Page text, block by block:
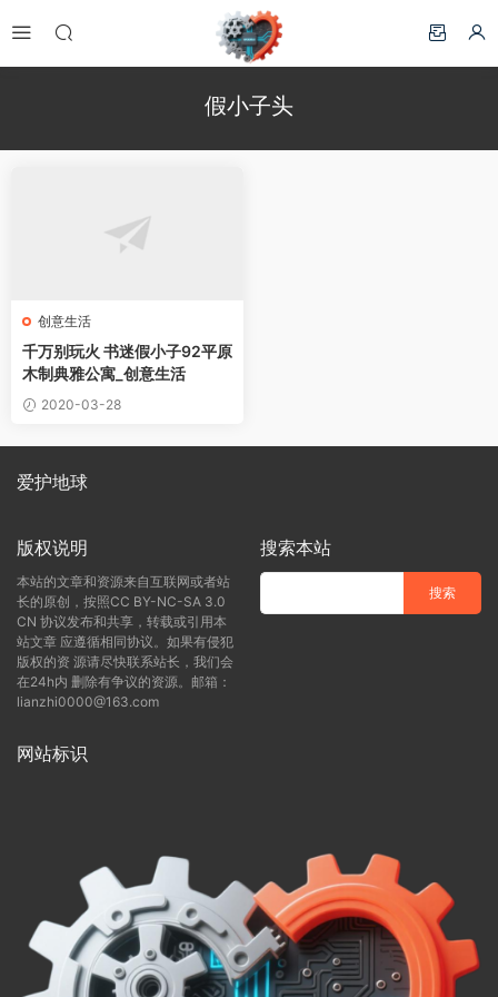
假小子头
创意生活
千万别玩火 书迷假小子92平原
木制典雅公寓_创意生活
2020-03-28
爱护地球
版权说明
本站的文章和资源来自互联网或者站
长的原创，按照CC BY-NC-SA 3.0
CN 协议发布和共享，转载或引用本
站文章 应遵循相同协议。如果有侵犯
版权的资 源请尽快联系站长，我们会
在24h内 删除有争议的资源。邮箱：
lianzhi0000@163.com
搜索本站
网站标识